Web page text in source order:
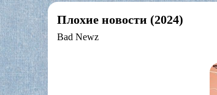
Плохие новости (2024)
Bad Newz